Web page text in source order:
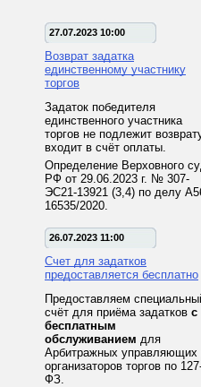
27.07.2023 10:00
Возврат задатка
единственному участнику
торгов
Задаток победителя
единственного участника
торгов не подлежит
входит в счёт оплаты.
Определение Верховного
РФ от 29.06.2023 г. № 307-
ЭС21-13921 (3,4) по делу
16535/2020.
26.07.2023 11:00
Счет для задатков
предоставляется бесплатно
Предоставляем
счёт для приёма задатков с
бесплатным
обслуживанием для
Арбитражных управляющих
организаторов торгов по
ФЗ.